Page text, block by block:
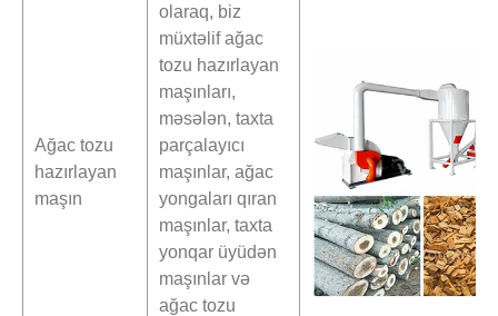
Ağac tozu
hazırlayan
maşın
olaraq, biz
müxtəlif ağac
tozu hazırlayan
maşınları,
məsələn, taxta
parçalayıcı
maşınlar, ağac
yongaları qıran
maşınlar, taxta
yonqar üyüdən
maşınlar və
ağac tozu